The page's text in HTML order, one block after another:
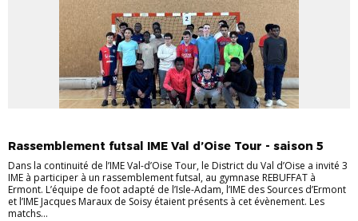
Rassemblement futsal IME Val d’Oise Tour - saison 5
Dans la continuité de l’IME Val-d’Oise Tour, le District du Val d’Oise a invité 3
IME à participer à un rassemblement futsal, au gymnase REBUFFAT à
Ermont. L’équipe de foot adapté de l’Isle-Adam, l’IME des Sources d’Ermont
et l’IME Jacques Maraux de Soisy étaient présents à cet évènement. Les
matchs...